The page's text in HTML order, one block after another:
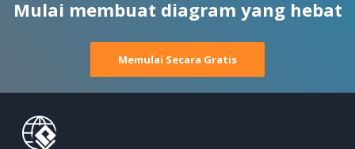
Mulai membuat diagram yang hebat
Memulai Secara Gratis